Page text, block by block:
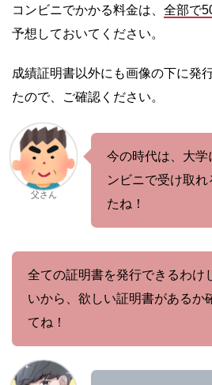
コンビニでかかる料金は、 全部で
予想しておいてください。
成績証明書以外にも画像の下に発
たので、ご確認ください。
父さん
今の時代は、大学
ンビニで受け取
たね！
全ての証明書を発行できるわけ
いから、欲しい証明書があるか
てね！